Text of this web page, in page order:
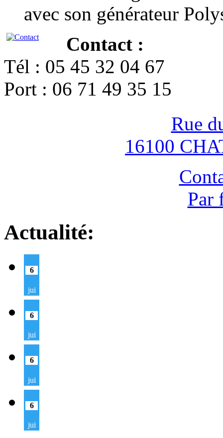
avec son générateur
Contact :
Tél : 05 45 32 04 67
Port : 06 71 49 35 15
Rue
16100
Par
Actualité:
6
jui
6
jui
6
jui
6
jui